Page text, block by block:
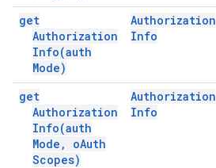
get
Authorization
Info(auth
Mode)
Authorization
Info
get
Authorization
Info(auth
Mode , oAuth
Scopes)
Authorization
Info